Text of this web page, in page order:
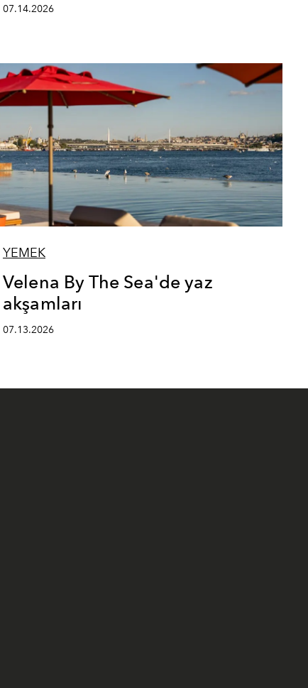
07.14.2026
YEMEK
Velena By The Sea'de yaz
akşamları
07.13.2026